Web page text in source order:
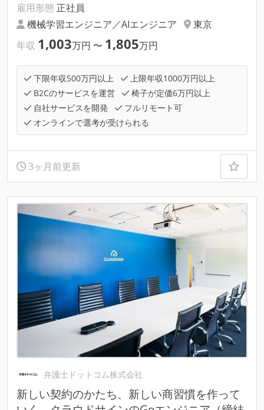
雇用形態 正社員
機械学習エンジニア／AIエンジニア
東京
年収 1,003万円 〜 1,805万円
下限年収500万円以上
上限年収1000万円以上
B2Cのサービスを運営
椅子が定価6万円以上
自社サービスを開発
フルリモート可
オンラインで選考が受けられる
3ヶ月前更新
弁護士ドットコム株式会社
新しい契約のかたち、新しい商習慣を作って